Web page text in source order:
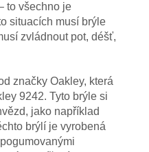
to všechno je
situacích musí brýle
zvládnout pot, déšť,
značky Oakley, která
9242. Tyto brýle si
jako například
brýlí je vyrobená